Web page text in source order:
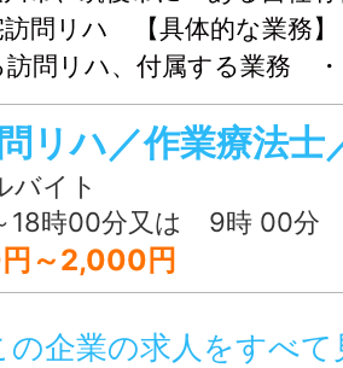
訪問リハ 【具体的な業務
訪問リハ、付属する業務
内・在宅で行います。 ・
、環境調整、家族指導
１ｈ含む）★ ・９時～１８
ではなく、勤務時間で給
変更範囲：変更なし
バイト
00分又は 9時 00分 ～ 18時 00
～2,000円
の企業の求人をすべて